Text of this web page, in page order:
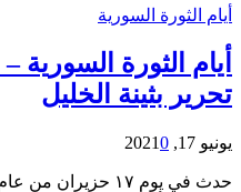
أيام الثورة السورية
أيام الثورة السورية
تحرير بثينة الخليل
يونيو 17, 2021 0